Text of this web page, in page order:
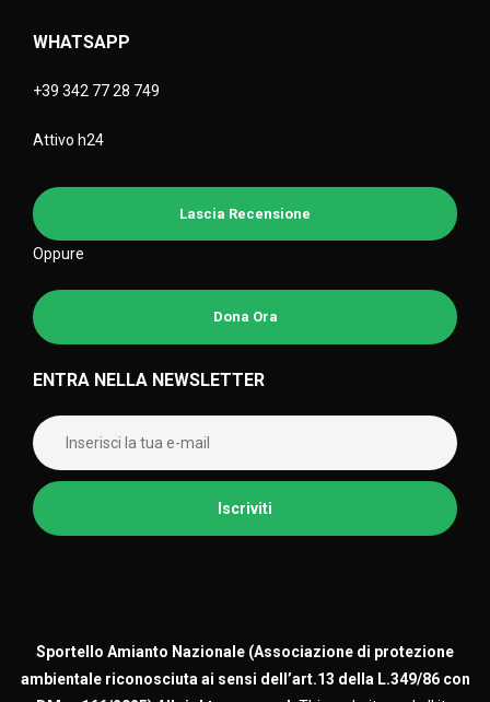
WHATSAPP
+39 342 77 28 749
Attivo h24
Lascia Recensione
Oppure
Dona Ora
ENTRA NELLA NEWSLETTER
Sportello Amianto Nazionale (Associazione di protezione
ambientale riconosciuta ai sensi dell’art.13 della L.349/86 con